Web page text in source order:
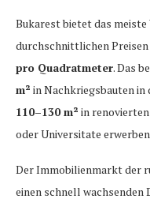
Bukarest bietet das
durchschnittlichen
pro Quadratmeter. Das
m² in Nachkriegsbauten
110–130 m² in renovierten
oder Universitate
Der Immobilienmarkt der
einen schnell